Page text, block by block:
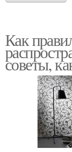
Как
советы,